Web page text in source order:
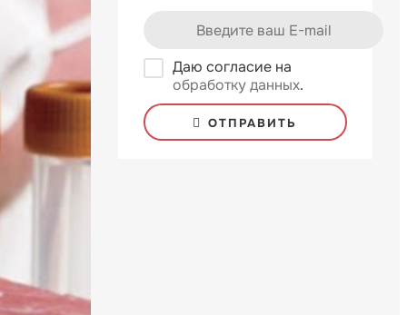
Даю согласие на
обработку данных.
ОТПРАВИТЬ